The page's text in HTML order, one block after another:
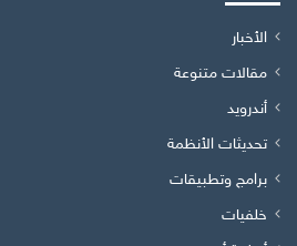
الأخبار
مقالات متنوعة
أندرويد
تحديثات الأنظمة
برامج وتطبيقات
خلفيات